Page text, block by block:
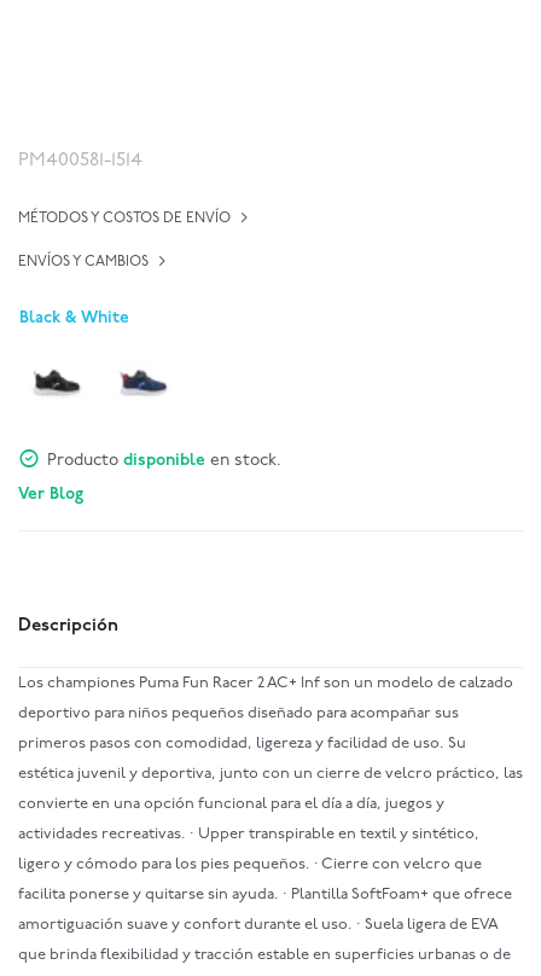
PM400581-1514
MÉTODOS Y COSTOS DE ENVÍO
ENVÍOS Y CAMBIOS
Black & White
Producto disponible en stock.
Ver Blog
Descripción
Los championes Puma Fun Racer 2 AC+ Inf son un modelo de calzado
deportivo para niños pequeños diseñado para acompañar sus
primeros pasos con comodidad, ligereza y facilidad de uso. Su
estética juvenil y deportiva, junto con un cierre de velcro práctico, las
convierte en una opción funcional para el día a día, juegos y
actividades recreativas. · Upper transpirable en textil y sintético,
ligero y cómodo para los pies pequeños. · Cierre con velcro que
facilita ponerse y quitarse sin ayuda. · Plantilla SoftFoam+ que ofrece
amortiguación suave y confort durante el uso. · Suela ligera de EVA
que brinda flexibilidad y tracción estable en superficies urbanas o de